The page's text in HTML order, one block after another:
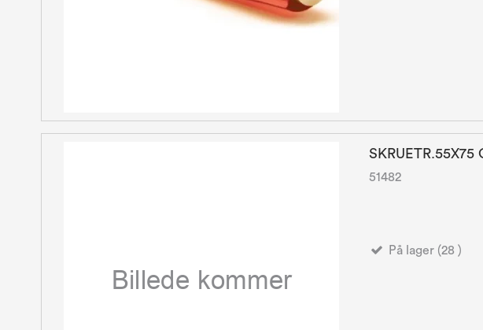
SKRUETR.55X75
51482
På lager (28 )